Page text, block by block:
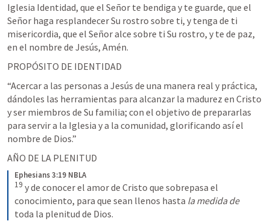
Iglesia Identidad, que el Señor te bendiga y te guarde, que el
Señor haga resplandecer Su rostro sobre ti, y tenga de ti
misericordia, que el Señor alce sobre ti Su rostro, y te de paz,
en el nombre de Jesús, Amén.
PROPÓSITO DE IDENTIDAD
“Acercar a las personas a Jesús de una manera real y práctica,
dándoles las herramientas para alcanzar la madurez en Cristo
y ser miembros de Su familia; con el objetivo de prepararlas
para servir a la Iglesia y a la comunidad, glorificando así el
nombre de Dios.”
AÑO DE LA PLENITUD
Ephesians 3:19 NBLA
19 y de conocer el amor de Cristo que sobrepasa el
conocimiento, para que sean llenos hasta la medida de
toda la plenitud de Dios.